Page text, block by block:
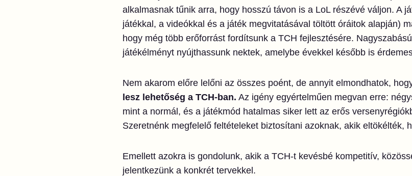
alkalmasnak tűnik arra, hogy hosszú távon is a LoL részévé váljon. A
játékkal, a videókkal és a játék megvitatásával töltött óráitok alapján)
hogy még több erőforrást fordítsunk a TCH fejlesztésére.
játékélményt nyújthassunk nektek, amelybe évekkel később is
Nem akarom előre lelőni az összes poént, de annyit elmondhatok,
lesz lehetőség a TCH-ban. Az igény egyértelműen megvan erre:
mint a normál, és a játékmód hatalmas siker lett az erős
Szeretnénk megfelelő feltételeket biztosítani azoknak, akik eltökélték,
Emellett azokra is gondolunk, akik a TCH-t kevésbé kompetitív,
jelentkezünk a konkrét tervekkel.